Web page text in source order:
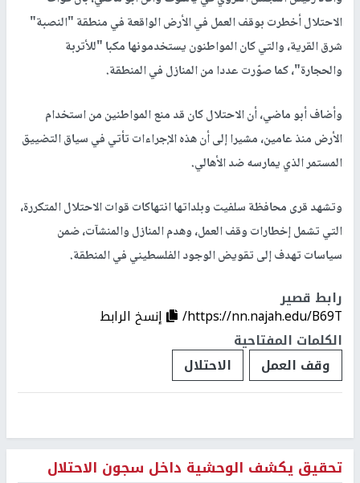
الاحتلال أخطرت بوقف العمل في الأرض الواقعة في منطقة "النصبة"
شرق القرية، والتي كان المواطنون يستخدمونها مكبا "للأتربة
والحجارة"، كما صوّرت عددا من المنازل في المنطقة.
وأضاف أبو ماضي، أن الاحتلال كان قد منع المواطنين من استخدام
الأرض منذ عامين، مشيرا إلى أن هذه الإجراءات تأتي في سياق التضييق
المستمر الذي يمارسه ضد الأهالي.
وتشهد قرى محافظة سلفيت وبلداتها انتهاكات قوات الاحتلال المتكررة،
التي تشمل إخطارات وقف العمل، وهدم المنازل والمنشآت، ضمن
سياسات تهدف إلى تقويض الوجود الفلسطيني في المنطقة.
رابط قصير
https://nn.najah.edu/B69T/
إنسخ الرابط
الكلمات المفتاحية
وقف العمل
الاحتلال
تحقيق يكشف الوحشية داخل سجون الاحتلال